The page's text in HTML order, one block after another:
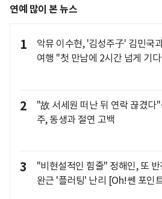
연예 많이 본 뉴스
1
악뮤 이수현, '김성주子' 김민국
여행 "첫 만남에 2시간 넘게 기
2
"故 서세원 떠난 뒤 연락 끊겼
주, 동생과 절연 고백
3
"비현설적인 힘줄" 정해인, 또 반
완근 '플러팅' 난리 [Oh!쎈 포인